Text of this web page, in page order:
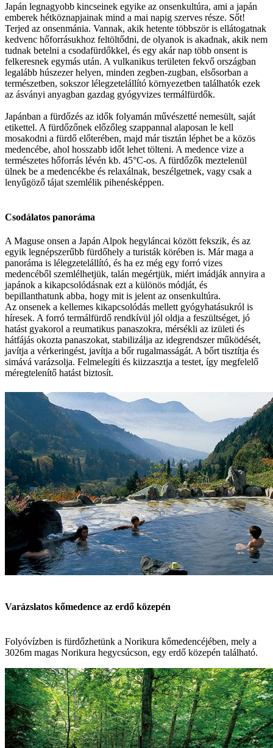
Japán legnagyobb kincseinek egyike az onsenkultúra, ami a japán
emberek hétköznapjainak mind a mai napig szerves része. Sőt!
Terjed az onsenmánia. Vannak, akik hetente többször is ellátogatnak
kedvenc hőforrásukhoz feltöltődni, de olyanok is akadnak, akik nem
tudnak betelni a csodafürdőkkel, és egy akár nap több onsent is
felkeresnek egymás után. A vulkanikus területen fekvő országban
legalább húszezer helyen, minden zegben-zugban, elsősorban a
természetben, sokszor lélegzetelállító környezetben találhatók ezek
az ásványi anyagban gazdag gyógyvizes termálfürdők.
Japánban a fürdőzés az idők folyamán művészetté nemesült, saját
etikettel. A fürdőzőnek előzőleg szappannal alaposan le kell
mosakodni a fürdő előterében, majd már tisztán léphet be a közös
medencébe, ahol hosszabb időt lehet tölteni. A medence vize a
természetes hőforrás lévén kb. 45°C-os. A fürdőzők meztelenül
ülnek be a medencékbe és relaxálnak, beszélgetnek, vagy csak a
lenyűgöző tájat szemlélik pihenésképpen.
Csodálatos panoráma
A Maguse onsen a Japán Alpok hegyláncai között fekszik, és az
egyik legnépszerűbb fürdőhely a turisták körében is. Már maga a
panoráma is lélegzetelállító, és ha ez még egy forró vizes
medencéből szemlélhetjük, talán megértjük, miért imádják annyira a
japánok a kikapcsolódásnak ezt a különös módját, és
bepillanthatunk abba, hogy mit is jelent az onsenkultúra.
Az onsenek a kellemes kikapcsolódás mellett gyógyhatásukról is
híresek. A forró termálfürdő rendkívül jól oldja a feszültséget, jó
hatást gyakorol a reumatikus panaszokra, mérsékli az izületi és
hátfájás okozta panaszokat, stabilizálja az idegrendszer működését,
javítja a vérkeringést, javítja a bőr rugalmasságát. A bőrt tisztítja és
simává varázsolja. Felmelegíti és kiizzasztja a testet, így megfelelő
méregtelenítő hatást biztosít.
Varázslatos kőmedence az erdő közepén
Folyóvízben is fürdőzhetünk a Norikura kőmedencéjében, mely a
3026m magas Norikura hegycsúcson, egy erdő közepén található.